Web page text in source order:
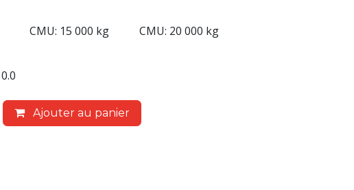
CMU: 15 000 kg CMU: 20 000 kg
0.0
Ajouter au panier